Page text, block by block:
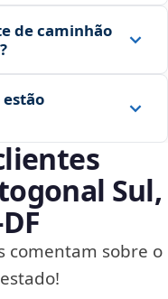
de caminhão
Sul,
comentam sobre o